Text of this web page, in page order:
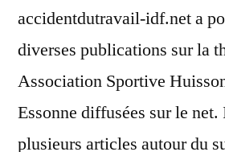
accidentdutravail-idf.net a
diverses publications sur la
Association Sportive
Essonne diffusées sur le
plusieurs articles autour du